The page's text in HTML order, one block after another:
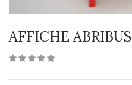
AFFICHE ABRIBUS